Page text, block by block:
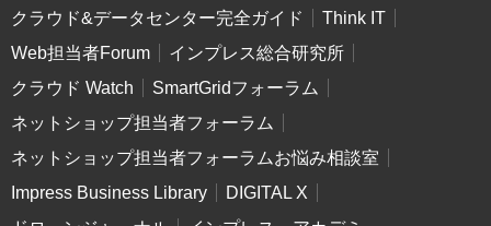
クラウド&データセンター完全ガイド
Think IT
Web担当者Forum
インプレス総合研究所
クラウド Watch
SmartGridフォーラム
ネットショップ担当者フォーラム
ネットショップ担当者フォーラムお悩み相談室
Impress Business Library
DIGITAL X